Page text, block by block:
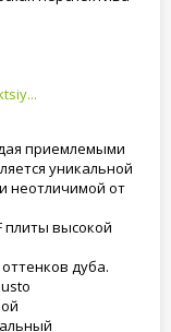
приемлемыми
уникальной
неотличимой от
плиты высокой
дуба.